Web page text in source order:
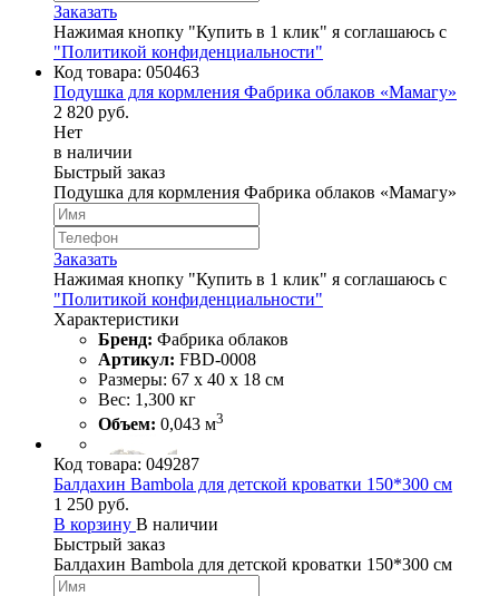
Заказать
Нажимая кнопку "Купить в 1 клик" я соглашаюсь с
"Политикой конфиденциальности"
Код товара: 050463
Подушка для кормления Фабрика облаков «Мамагу»
2 820 руб.
Нет
в наличии
Быстрый заказ
Подушка для кормления Фабрика облаков «Мамагу»
Заказать
Нажимая кнопку "Купить в 1 клик" я соглашаюсь с
"Политикой конфиденциальности"
Характеристики
Бренд: Фабрика облаков
Артикул: FBD-0008
Размеры: 67 х 40 х 18 см
Вес: 1,300 кг
Объем: 0,043 м3
Код товара: 049287
Балдахин Bambola для детской кроватки 150*300 см
1 250 руб.
В корзину В наличии
Быстрый заказ
Балдахин Bambola для детской кроватки 150*300 см